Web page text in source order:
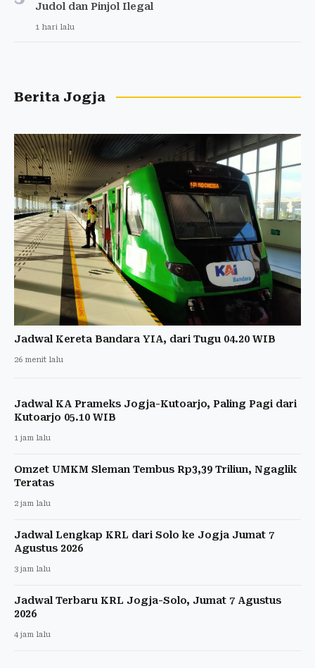
Judol dan Pinjol Ilegal
1 hari lalu
Berita Jogja
Jadwal Kereta Bandara YIA, dari Tugu 04.20 WIB
26 menit lalu
Jadwal KA Prameks Jogja-Kutoarjo, Paling Pagi dari
Kutoarjo 05.10 WIB
1 jam lalu
Omzet UMKM Sleman Tembus Rp3,39 Triliun, Ngaglik
Teratas
2 jam lalu
Jadwal Lengkap KRL dari Solo ke Jogja Jumat 7
Agustus 2026
3 jam lalu
Jadwal Terbaru KRL Jogja-Solo, Jumat 7 Agustus
2026
4 jam lalu